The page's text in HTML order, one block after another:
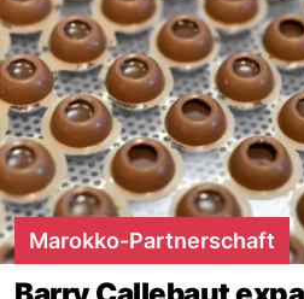
Marokko-Partnerschaft